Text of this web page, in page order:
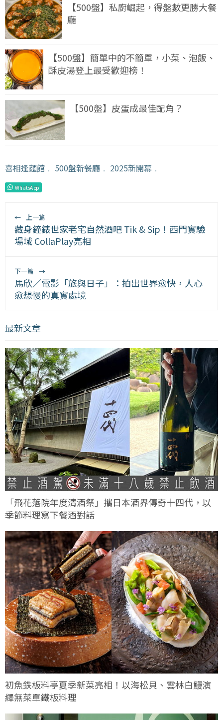
【500盤】私廚崛起，得盤數更勝大餐
廳
【500盤】簡單中的不簡單，小菜、泡飯、
酥皮湯登上最受歡迎榜！
【500盤】皮蛋成最佳配角？
喜相逢麵館 ﹒ 500盤新餐廳 ﹒ 2025新開幕 ﹒
WhatsApp
← 上一篇
藏身鐘錶世家老宅自然酒吧 Tik & Sip！西門實驗
場域 CollaPlay亮相
下一篇 →
馬欣／電影「旅與日子」：拍出世界愈快，人心
愈想慢的真實處境
最新文章
「飛花落院年度清酒祭」攜日本酒界傳奇十四代，以
季節料理寫下餐酒對話
初魚鉄板料亭夏季新菜亮相！以海松貝、雲林白鰻演
繹無菜單鐵板料理